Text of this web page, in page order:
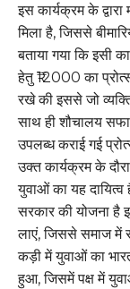
इस कार्यक्रम के
मिला है, जिससे
बताया गया कि इसी
हेतु ₹12000 का
रखे की इससे जो
साथ ही शौचालय
उपलब्ध कराई गई
उक्त कार्यक्रम के
युवाओं का यह
सरकार की योजना है
लाएं, जिससे समाज में
कड़ी में युवाओं का
हुआ, जिसमें पक्ष में